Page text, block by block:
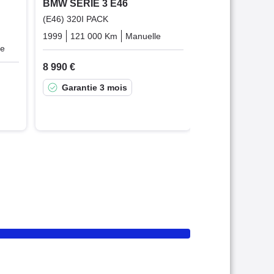
Essence
BMW SERIE 3 E46
(E46) 320I PACK
1999
121 000 Km Manuelle
8 990 €
Garantie 3 mois